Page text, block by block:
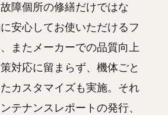
障個所の修繕だけではな
安心してお使いただけるフ
またメーカーでの品質向上
対応に留まらず、機体ごと
カスタマイズも実施。それ
テナンスレポートの発行、